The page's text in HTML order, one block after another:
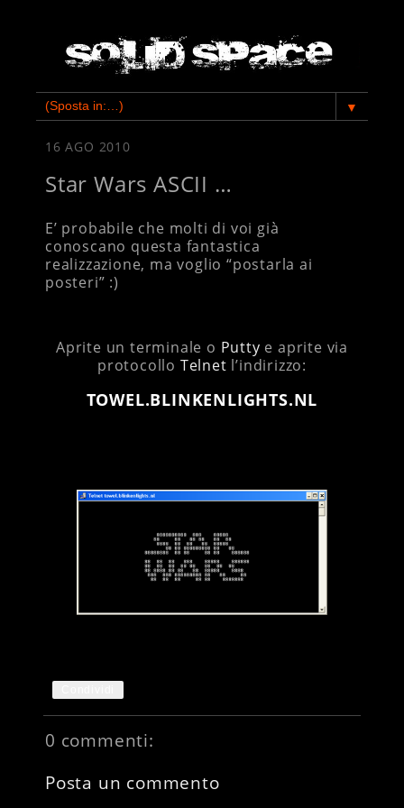
▼
16 AGO 2010
Star Wars ASCII …
E’ probabile che molti di voi già
conoscano questa fantastica
realizzazione, ma voglio “postarla ai
posteri” :)
Aprite un terminale o Putty e aprite via
protocollo Telnet l’indirizzo:
TOWEL.BLINKENLIGHTS.NL
0 commenti:
Posta un commento